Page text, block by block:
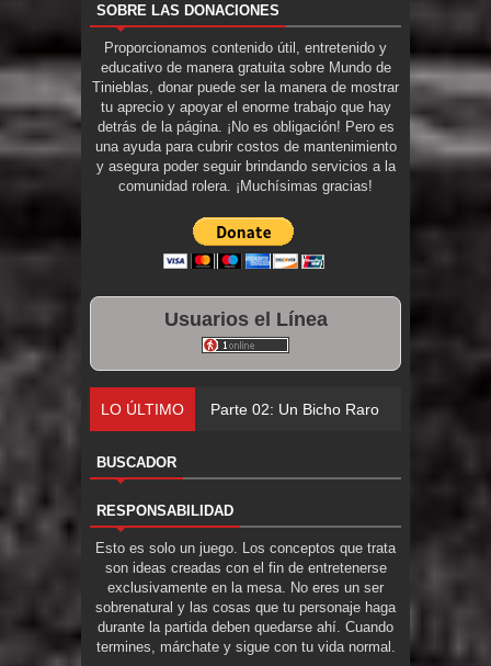
SOBRE LAS DONACIONES
Proporcionamos contenido útil, entretenido y
educativo de manera gratuita sobre Mundo de
Tinieblas, donar puede ser la manera de mostrar
tu aprecio y apoyar el enorme trabajo que hay
detrás de la página. ¡No es obligación! Pero es
una ayuda para cubrir costos de mantenimiento
y asegura poder seguir brindando servicios a la
comunidad rolera. ¡Muchísimas gracias!
Usuarios el Línea
LO ÚLTIMO Parte 02: Un Bicho Raro
BUSCADOR
RESPONSABILIDAD
Esto es solo un juego. Los conceptos que trata
son ideas creadas con el fin de entretenerse
exclusivamente en la mesa. No eres un ser
sobrenatural y las cosas que tu personaje haga
durante la partida deben quedarse ahí. Cuando
termines, márchate y sigue con tu vida normal.